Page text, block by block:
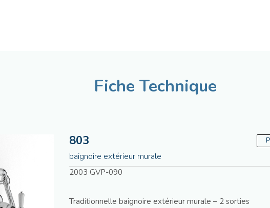
Fiche Technique
803
baignoire extérieur murale
2003 GVP-090
Traditionnelle baignoire extérieur murale – 2 sorties